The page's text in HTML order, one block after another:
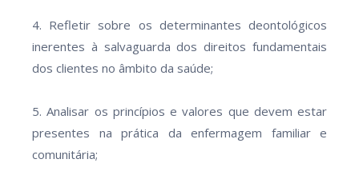
4. Refletir sobre os determinantes deontológicos
inerentes à salvaguarda dos direitos fundamentais
dos clientes no âmbito da saúde;
5. Analisar os princípios e valores que devem estar
presentes na prática da enfermagem familiar e
comunitária;